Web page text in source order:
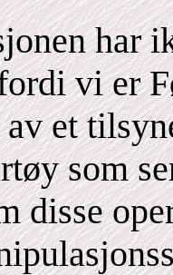
har
vi er
et
som
disse